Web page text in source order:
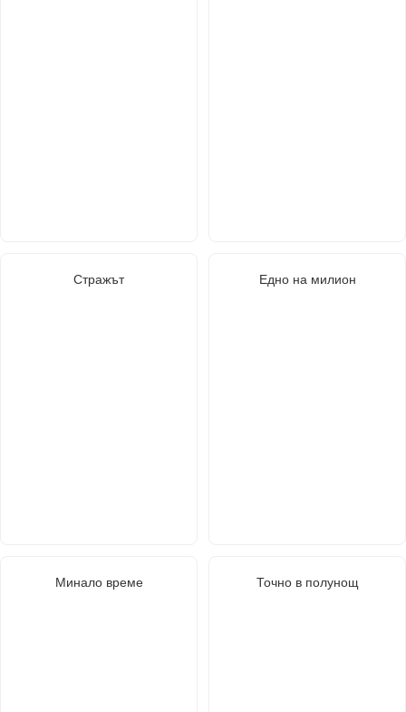
Стражът Едно на милион
Минало време Точно в полунощ